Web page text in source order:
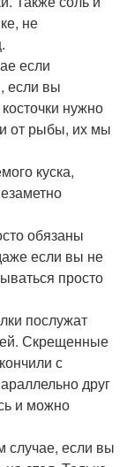
не
если
если вы
нужно
от рыбы, их мы
куска,
обязаны
если вы не
просто
послужат
Скрещенные
с
друг
и можно
случае, если вы